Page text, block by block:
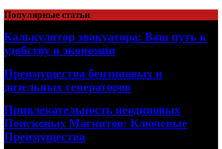
Skip
to
content
Популярные статьи
Калькулятор эвакуатора: Ваш путь к
удобству и экономии
Преимущества бензиновых и
дизельных генераторов
Привлекательность неодиновых
Поисковых Магнитов: Ключевые
Преимущества